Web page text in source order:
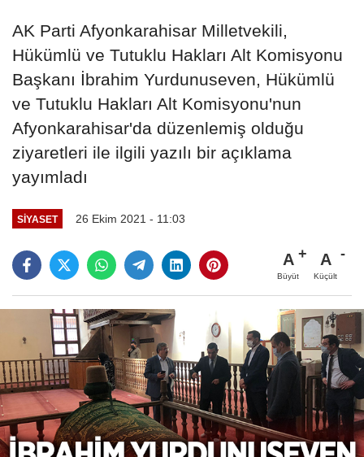
AK Parti Afyonkarahisar Milletvekili,
Hükümlü ve Tutuklu Hakları Alt Komisyonu
Başkanı İbrahim Yurdunuseven, Hükümlü
ve Tutuklu Hakları Alt Komisyonu'nun
Afyonkarahisar'da düzenlemiş olduğu
ziyaretleri ile ilgili yazılı bir açıklama
yayımladı
SIYASET 26 Ekim 2021 - 11:03
A
Büyüt
A
Küçült